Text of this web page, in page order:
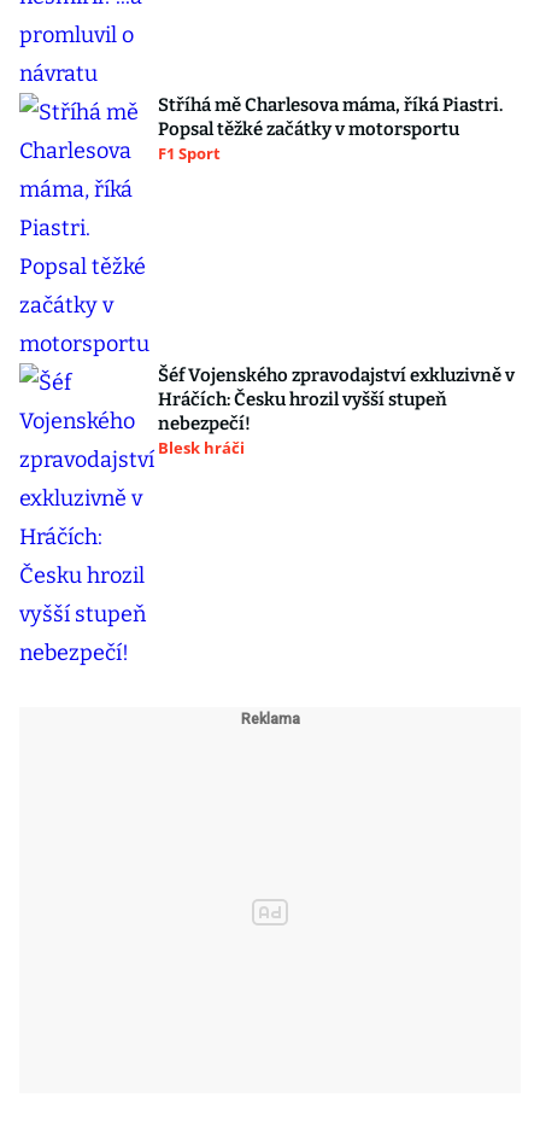
Stříhá mě Charlesova máma, říká Piastri.
Popsal těžké začátky v motorsportu
F1 Sport
Šéf Vojenského zpravodajství exkluzivně v
Hráčích: Česku hrozil vyšší stupeň
nebezpečí!
Blesk hráči